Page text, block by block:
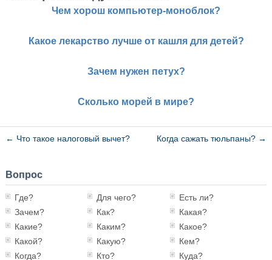
Чем хорош компьютер-моноблок?
Какое лекарство лучше от кашля для детей?
Зачем нужен петух?
Сколько морей в мире?
← Что такое налоговый вычет? Когда сажать тюльпаны? →
Вопрос
Где? Для чего?
Есть ли?
Зачем?
Как?
Какая?
Какие?
Каким?
Какое?
Какой?
Какую?
Кем?
Когда?
Кто?
Куда?